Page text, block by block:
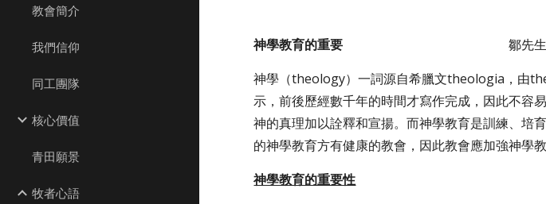
教會簡介
我們信仰
同工團隊
核心價值
青田願景
牧者心語
神學教育的重要
                                                    鄒先生
神學（theology）一詞源自希臘文theologia，由
示，前後歷經數千年的時間才寫作完成，因此不容
神的真理加以詮釋和宣揚。而神學教育是訓練、培
的神學教育方有健康的教會，因此教會應加強神學教
神學教育的重要性